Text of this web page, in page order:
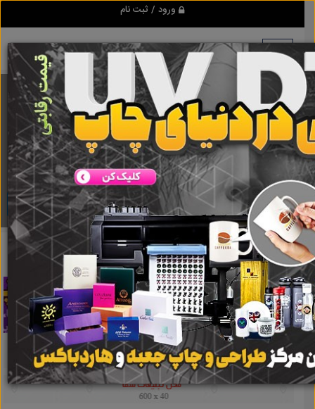
ورود / ثبت نام
برنامه اندروید ابزاریراق
مرجع نیازمندیهای ابزار و یراق آلات عمومی و صنعتی
دانلود
ابزاریراق شبیه ساز نتایج جستجو برای برچسب شبیه ساز